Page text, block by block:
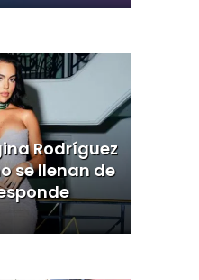
Rodríguez
se llenan de